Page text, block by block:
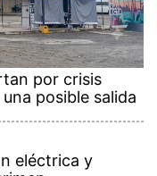
por crisis
posible salida
eléctrica y